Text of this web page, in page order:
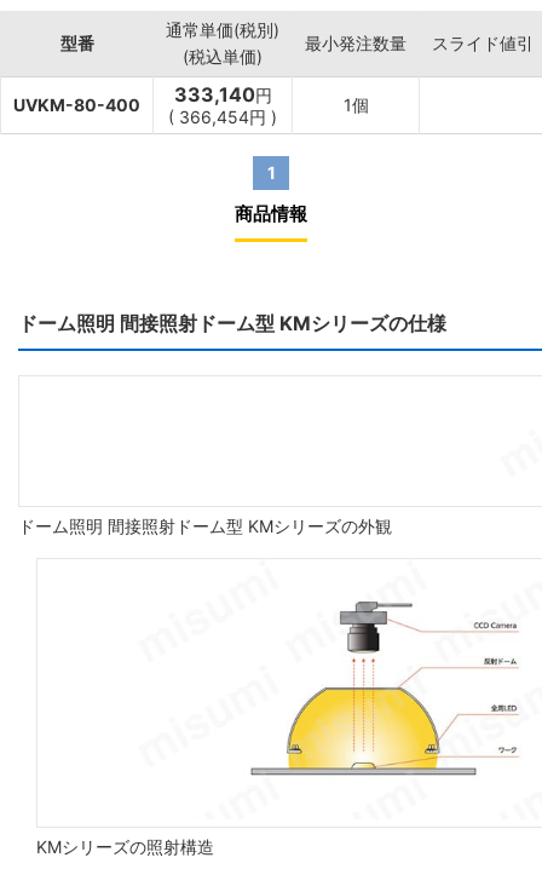
型番
通常単価(税別)
(税込単価)
最小発注数量 スライド値引
UVKM-80-400 333,140円
( 366,454円 )
1個
1
商品情報
ドーム照明 間接照射ドーム型 KMシリーズの仕様
ドーム照明 間接照射ドーム型 KMシリーズの外観
KMシリーズの照射構造